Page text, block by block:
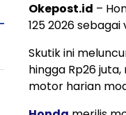
Okepost.id –
125 2026
Skutik ini
hingga Rp26
motor harian